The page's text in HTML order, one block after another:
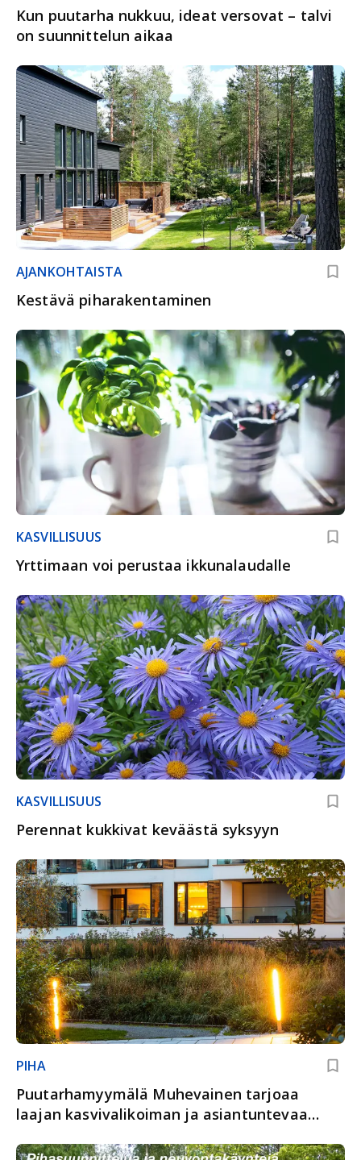
Kun puutarha nukkuu, ideat versovat – talvi
on suunnittelun aikaa
AJANKOHTAISTA
Kestävä piharakentaminen
KASVILLISUUS
Yrttimaan voi perustaa ikkunalaudalle
KASVILLISUUS
Perennat kukkivat keväästä syksyyn
PIHA
Puutarhamyymälä Muhevainen tarjoaa
laajan kasvivalikoiman ja asiantuntevaa